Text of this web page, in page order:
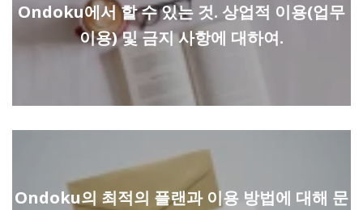
Ondoku에서 할 수 있는 것. 상업적 이용(업무
이용) 및 금지 사항에 대하여.
Ondoku의 최적의 플랜과 이용 방법에 대해 문